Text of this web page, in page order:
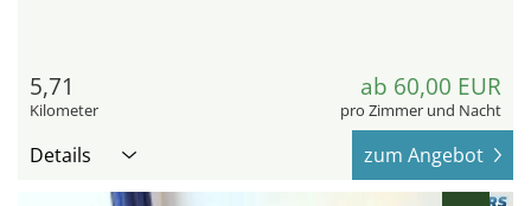
5,71
Kilometer
ab 60,00 EUR
pro Zimmer und Nacht
Details zum Angebot